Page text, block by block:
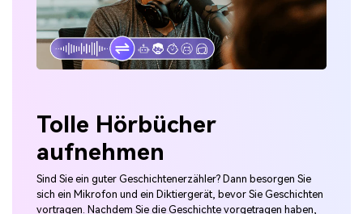
Tolle Hörbücher
aufnehmen
Sind Sie ein guter Geschichtenerzähler? Dann besorgen Sie
sich ein Mikrofon und ein Diktiergerät, bevor Sie Geschichten
vortragen. Nachdem Sie die Geschichte vorgetragen haben,